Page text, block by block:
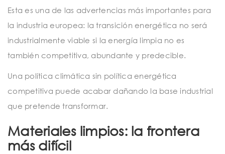
Esta es una de las advertencias más importantes para
la industria europea: la transición energética no será
industrialmente viable si la energía limpia no es
también competitiva, abundante y predecible.
Una política climática sin política energética
competitiva puede acabar dañando la base industrial
que pretende transformar.
Materiales limpios: la frontera
más difícil